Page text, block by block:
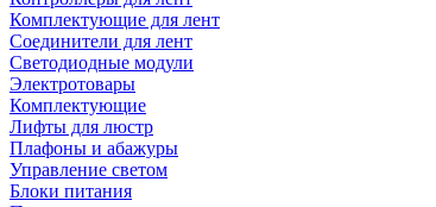
Комплектующие для лент
Соединители для лент
Светодиодные модули
Электротовары
Комплектующие
Лифты для люстр
Плафоны и абажуры
Управление светом
Блоки питания